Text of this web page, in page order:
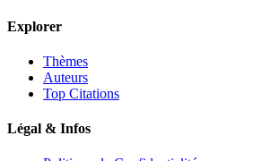
Explorer
Thèmes
Auteurs
Top Citations
Légal & Infos